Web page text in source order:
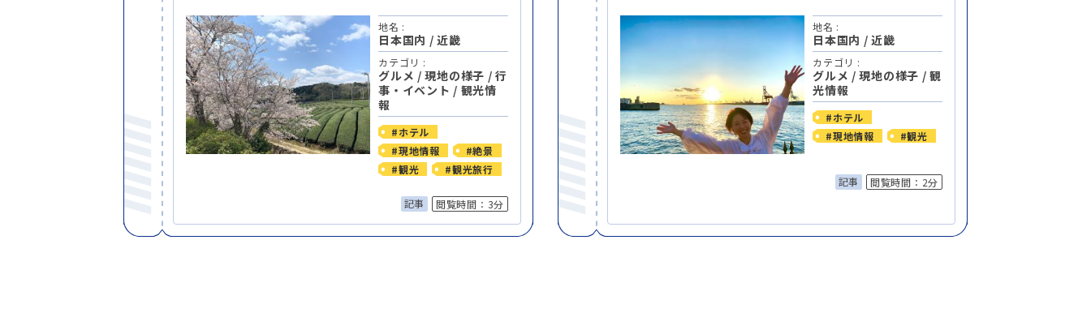
地名 :
日本国内 /近畿
カテゴリ :
グルメ /現地の様子 /行
事・イベント / 観光情
報
#ホテル
#現地情報
#絶景
#観光
#観光旅行
記事 閲覧時間：3分
地名 :
日本国内 /近畿
カテゴリ :
グルメ /現地の様子 /観
光情報
#ホテル
#現地情報
#観光
記事 閲覧時間：2分